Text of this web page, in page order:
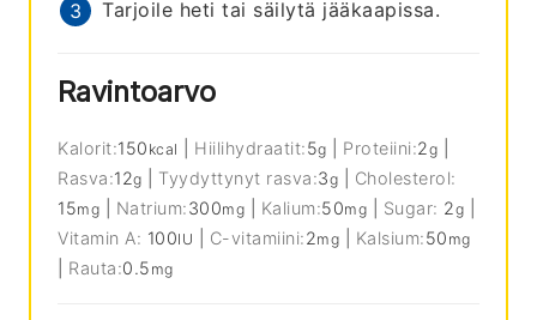
Tarjoile heti tai säilytä jääkaapissa.
Ravintoarvo
Kalorit:150 kcal Hiilihydraatit:5g Proteiini:2g
Rasva:12g Tyydyttynyt rasva:3g
Cholesterol:
15mg Natrium:300mg Kalium:50mg Sugar: 2g
Vitamin A: 100IU C-vitamiini:2mg Kalsium:50 mg
Rauta:0.5 mg